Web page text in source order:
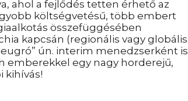
ahol a fejlődés tetten érhető az
költségvetésű, több embert
összefüggésében
kapcsán (regionális vagy globális
ún. interim menedzserként is
emberekkel egy nagy horderejű,
kihívás!